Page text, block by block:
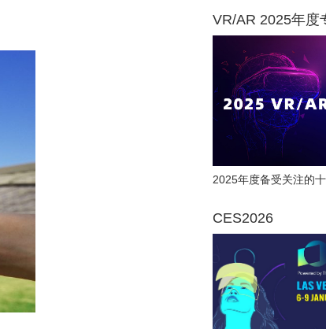
VR/AR 2025年度
2025年度备受关注的
CES2026